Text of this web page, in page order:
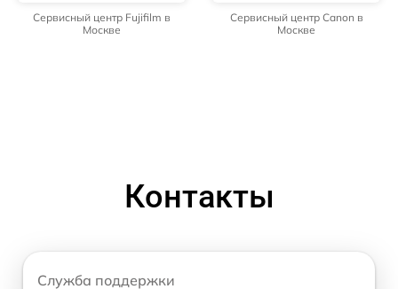
Сервисный центр Fujifilm в
Москве
Сервисный центр Canon в
Москве
Контакты
Служба поддержки